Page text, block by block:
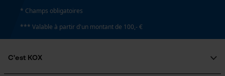
* Champs obligatoires
*** Valable à partir d'un montant de 100,- €
C'est KOX